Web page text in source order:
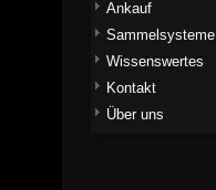
Ankauf
Sammelsysteme
Wissenswertes
Kontakt
Über uns